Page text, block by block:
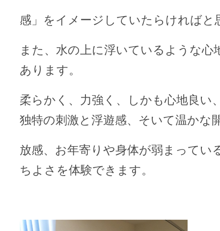
感」をイメージしていたらければと
また、水の上に浮いているような心
あります。
柔らかく、力強く、しかも心地良い
独特の刺激と浮遊感、そいて温かな
放感、お年寄りや身体が弱まってい
ちよさを体験できます。